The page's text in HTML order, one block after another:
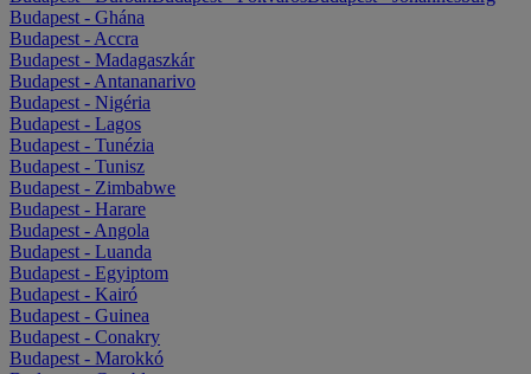
Budapest - Ghána
Budapest - Accra
Budapest - Madagaszkár
Budapest - Antananarivo
Budapest - Nigéria
Budapest - Lagos
Budapest - Tunézia
Budapest - Tunisz
Budapest - Zimbabwe
Budapest - Harare
Budapest - Angola
Budapest - Luanda
Budapest - Egyiptom
Budapest - Kairó
Budapest - Guinea
Budapest - Conakry
Budapest - Marokkó